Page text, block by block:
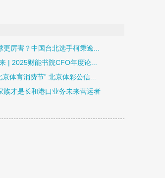
厉害？中国台北选手柯秉逸...
| 2025财能书院CFO年度论...
京体育消费节” 北京体彩公信...
族才是长和港口业务未来营运者